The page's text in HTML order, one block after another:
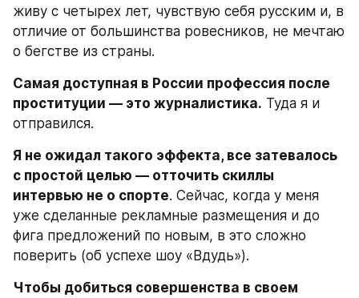
живу с четырех лет, чувствую себя русским и, в
отличие от большинства ровесников, не мечтаю
о бегстве из страны.
Самая доступная в России профессия после
проституции — это журналистика. Туда я и
отправился.
Я не ожидал такого эффекта, все затевалось
с простой целью — отточить скиллы
интервью не о спорте. Сейчас, когда у меня
уже сделанные рекламные размещения и до
фига предложений по новым, в это сложно
поверить (об успехе шоу «Вдудь»).
Чтобы добиться совершенства в своем